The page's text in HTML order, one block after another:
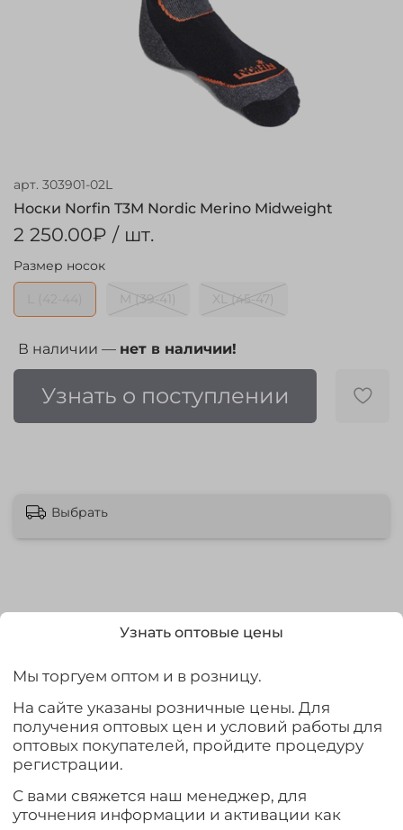
арт. 303901-02L
Носки Norfin T3M Nordic Merino Midweight
2 250.00₽ / шт.
В наличии — нет в наличии!
Узнать о поступлении
Размер носок
M (39-41) XL (45-47)
Выбрать
Описание
плотности вязки по специальной технологии
обеспечивают свободу и максимальный комфорт
стопам ног. Шерсть мериноса обеспечивает
великолепную термоизоляцию и комфорт при носке.
Носки Norfin NORDIC MERINO MIDWEIGHT
Узнать оптовые цены
Мы торгуем оптом и в розницу.
На сайте указаны розничные цены. Для
получения оптовых цен и условий работы для
оптовых покупателей, пройдите процедуру
регистрации.
С вами свяжется наш менеджер, для
уточнения информации и активации как